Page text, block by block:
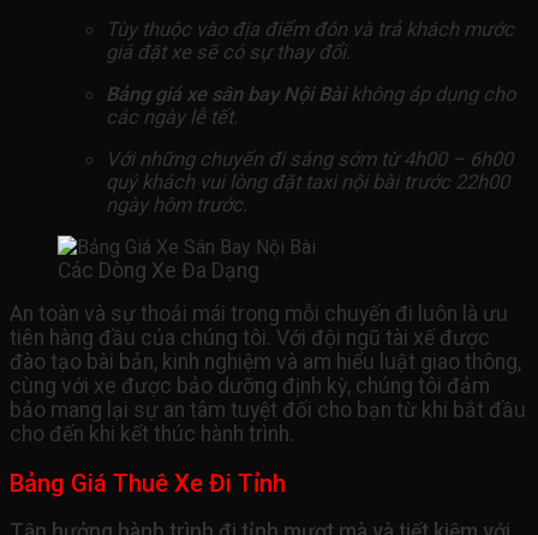
Tùy thuộc vào địa điểm đón và trả khách mước
giá đặt xe sẽ có sự thay đổi.
Bảng giá xe sân bay Nội Bàikhông áp dụng cho
các ngày lễ tết.
Với những chuyến đi sáng sớm từ 4h00 – 6h00
quý khách vui lòng đặt taxi nội bài trước 22h00
ngày hôm trước.
Các Dòng Xe Đa Dạng
An toàn và sự thoải mái trong mỗi chuyến đi luôn là ưu
tiên hàng đầu của chúng tôi. Với đội ngũ tài xế được
đào tạo bài bản, kinh nghiệm và am hiểu luật giao thông,
cùng với xe được bảo dưỡng định kỳ, chúng tôi đảm
bảo mang lại sự an tâm tuyệt đối cho bạn từ khi bắt đầu
cho đến khi kết thúc hành trình.
Bảng Giá Thuê Xe Đi Tỉnh